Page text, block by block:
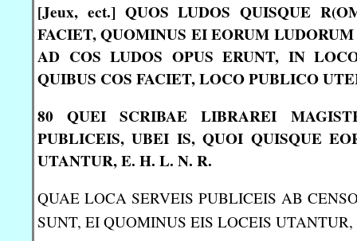
[Jeux, ect.] QUOS LUDOS QUISQUE
FACIET, QUOMINUS EI EORUM
AD COS LUDOS OPUS ERUNT, IN
QUIBUS COS FACIET, LOCO PUBLICO
80 QUEI SCRIBAE LIBRAREI
PUBLICEIS, UBEI IS, QUOI QUISQUE
UTANTUR, E. H. L. N. R.
QUAE LOCA SERVEIS PUBLICEIS AB
SUNT, EI QUOMINUS EIS LOCEIS